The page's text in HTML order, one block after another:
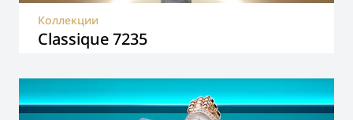
Classique 7235
Коллекции